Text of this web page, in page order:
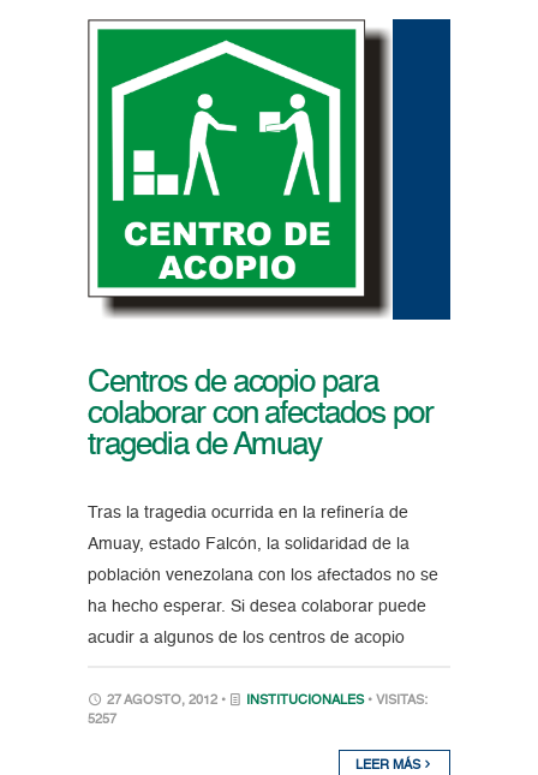
Centros de acopio para
colaborar con afectados por
tragedia de Amuay
Tras la tragedia ocurrida en la refinería de
Amuay, estado Falcón, la solidaridad de la
población venezolana con los afectados no se
ha hecho esperar. Si desea colaborar puede
acudir a algunos de los centros de acopio
27 AGOSTO, 2012 • INSTITUCIONALES • VISITAS:
5257
LEER MÁS